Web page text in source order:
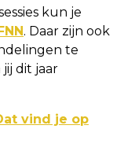
kun je
. Daar zijn ook
te
dit jaar
vind je op